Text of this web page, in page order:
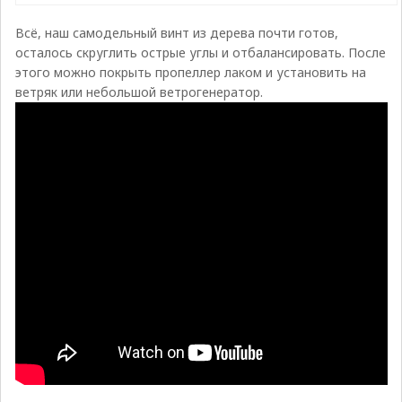
Всё, наш самодельный винт из дерева почти готов,
осталось скруглить острые углы и отбалансировать. После
этого можно покрыть пропеллер лаком и установить на
ветряк или небольшой ветрогенератор.